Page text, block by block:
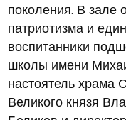
поколения. В
патриотизма и
воспитанники
школы имени
настоятель храма
Великого князя